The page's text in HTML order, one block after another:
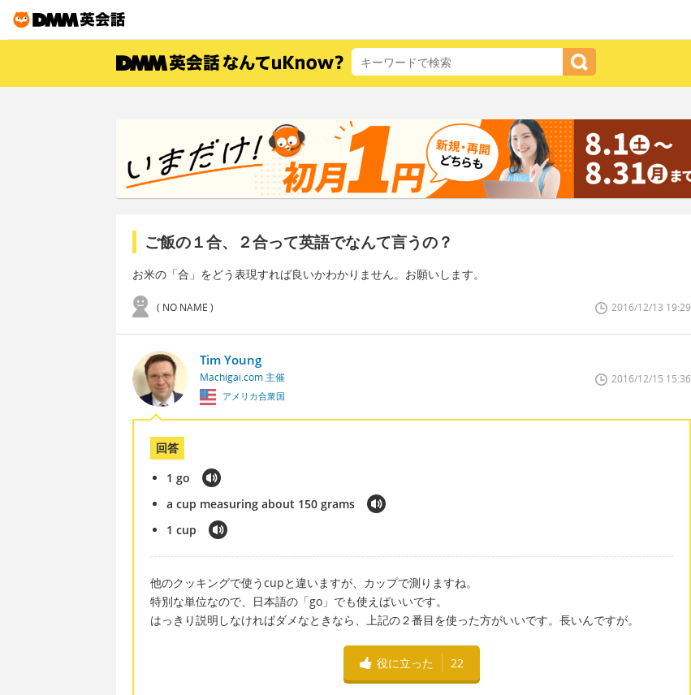
ご飯の１合、２合って英語でなんて言うの？
お米の「合」をどう表現すれば良いかわかりません。お願いします。
( NO NAME ) 2016/12/13 19:29
Tim Young
Machigai.com 主催
アメリカ合衆国
2016/12/15 15:36
回答
1 go
a cup measuring about 150 grams
1 cup
他のクッキングで使うcupと違いますが、カップで測りますね。
特別な単位なので、日本語の「go」でも使えばいいです。
はっきり説明しなければダメなときなら、上記の２番目を使った方がいいです。長いんですが。
役に立った 22